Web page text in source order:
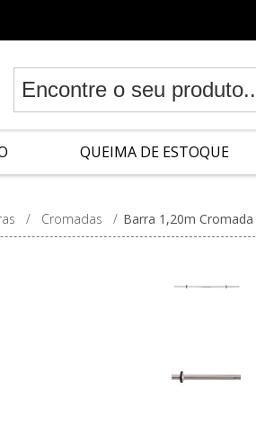
QUEIMA DE ESTOQUE
/ Cromadas / Barra 1,20m Cromada